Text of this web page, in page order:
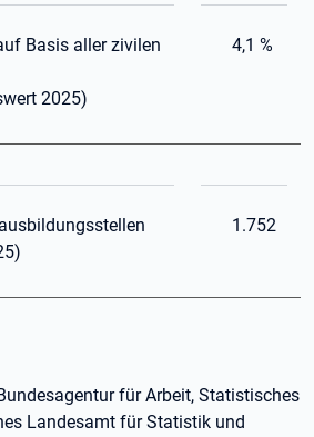
Basis aller zivilen
2025)
4,1 %
1.752
für Arbeit, Statistisches
Landesamt für Statistik und